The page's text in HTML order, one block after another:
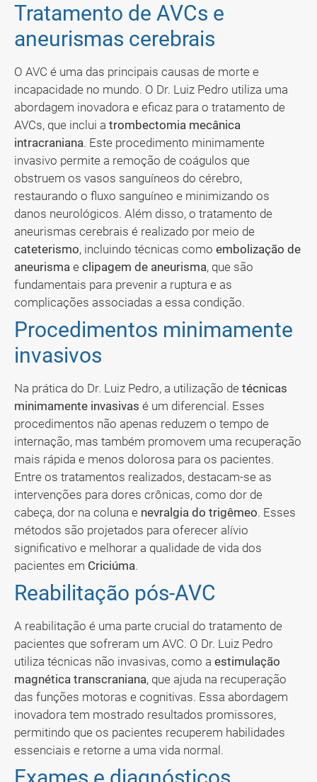
Tratamento de AVCs e
aneurismas cerebrais
O AVC é uma das principais causas de morte e
incapacidade no mundo. O Dr. Luiz Pedro utiliza uma
abordagem inovadora e eficaz para o tratamento de
AVCs, que inclui a trombectomia mecânica
intracraniana. Este procedimento minimamente
invasivo permite a remoção de coágulos que
obstruem os vasos sanguíneos do cérebro,
restaurando o fluxo sanguíneo e minimizando os
danos neurológicos. Além disso, o tratamento de
aneurismas cerebrais é realizado por meio de
cateterismo, incluindo técnicas como embolização de
aneurisma e clipagem de aneurisma, que são
fundamentais para prevenir a ruptura e as
complicações associadas a essa condição.
Procedimentos minimamente
invasivos
Na prática do Dr. Luiz Pedro, a utilização de técnicas
minimamente invasivas é um diferencial. Esses
procedimentos não apenas reduzem o tempo de
internação, mas também promovem uma recuperação
mais rápida e menos dolorosa para os pacientes.
Entre os tratamentos realizados, destacam-se as
intervenções para dores crônicas, como dor de
cabeça, dor na coluna e nevralgia do trigêmeo. Esses
métodos são projetados para oferecer alívio
significativo e melhorar a qualidade de vida dos
pacientes em Criciúma.
Reabilitação pós-AVC
A reabilitação é uma parte crucial do tratamento de
pacientes que sofreram um AVC. O Dr. Luiz Pedro
utiliza técnicas não invasivas, como a estimulação
magnética transcraniana, que ajuda na recuperação
das funções motoras e cognitivas. Essa abordagem
inovadora tem mostrado resultados promissores,
permitindo que os pacientes recuperem habilidades
essenciais e retorne a uma vida normal.